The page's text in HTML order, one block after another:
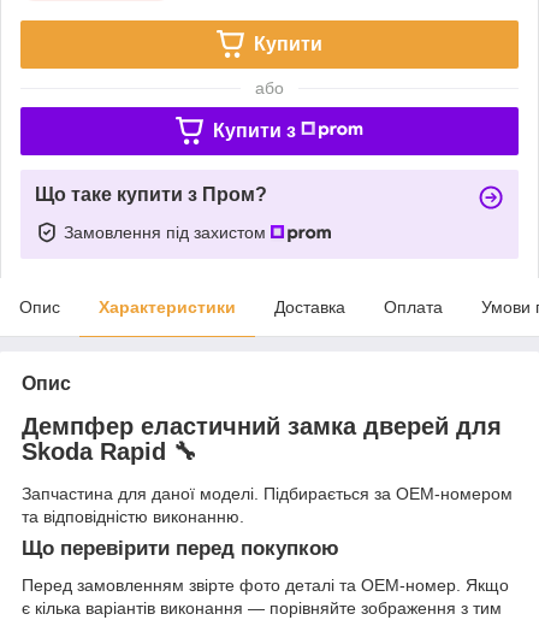
Купити
або
Купити з
Що таке купити з Пром?
Замовлення під захистом
Опис Характеристики Доставка Оплата Умови
Опис
Демпфер еластичний замка дверей для
Skoda Rapid 🔧
Запчастина для даної моделі. Підбирається за OEM-номером
та відповідністю виконанню.
Що перевірити перед покупкою
Перед замовленням звірте фото деталі та OEM-номер. Якщо
є кілька варіантів виконання — порівняйте зображення з тим